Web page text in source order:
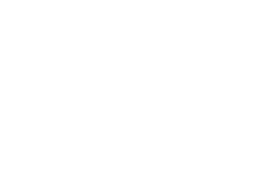
und anonyme Kennungen).
Werbung im Internet deaktivieren
die Werbefunktionen von Google